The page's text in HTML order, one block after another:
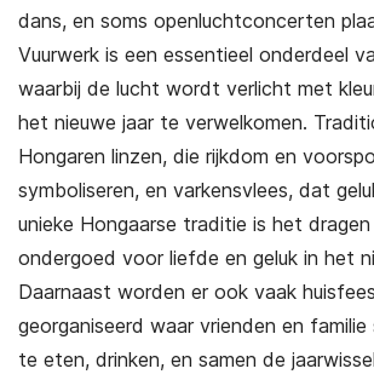
dans, en soms openluchtconcerten
Vuurwerk is een essentieel onderdeel
waarbij de lucht wordt verlicht met
het nieuwe jaar te verwelkomen.
Hongaren linzen, die rijkdom en
symboliseren, en varkensvlees, dat
unieke Hongaarse traditie is het
ondergoed voor liefde en geluk in het
Daarnaast worden er ook vaak
georganiseerd waar vrienden en familie
te eten, drinken, en samen de